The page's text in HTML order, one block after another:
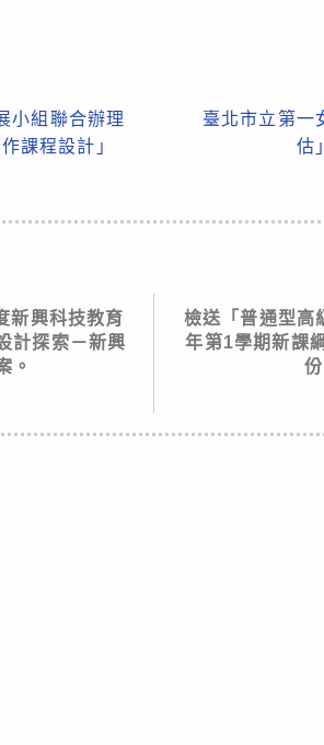
小組聯合辦理
課程設計」
臺北市立第一
估
新興科技教育
計探索－新興
。
檢送「普通型高
年第1學期新課